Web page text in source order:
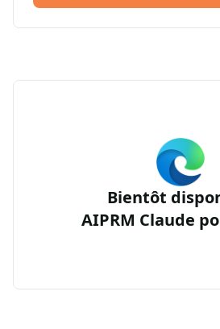
Bientôt
AIPRM Claude